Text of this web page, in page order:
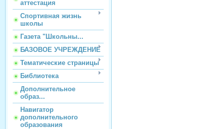
аттестация
Спортивная жизнь
школы
Газета "Школьны...
БАЗОВОЕ УЧРЕЖДЕНИЕ
Тематические страницы
Библиотека
Дополнительное
образ...
Навигатор
дополнительного
образования